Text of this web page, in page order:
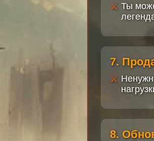
Ты
7.
8.